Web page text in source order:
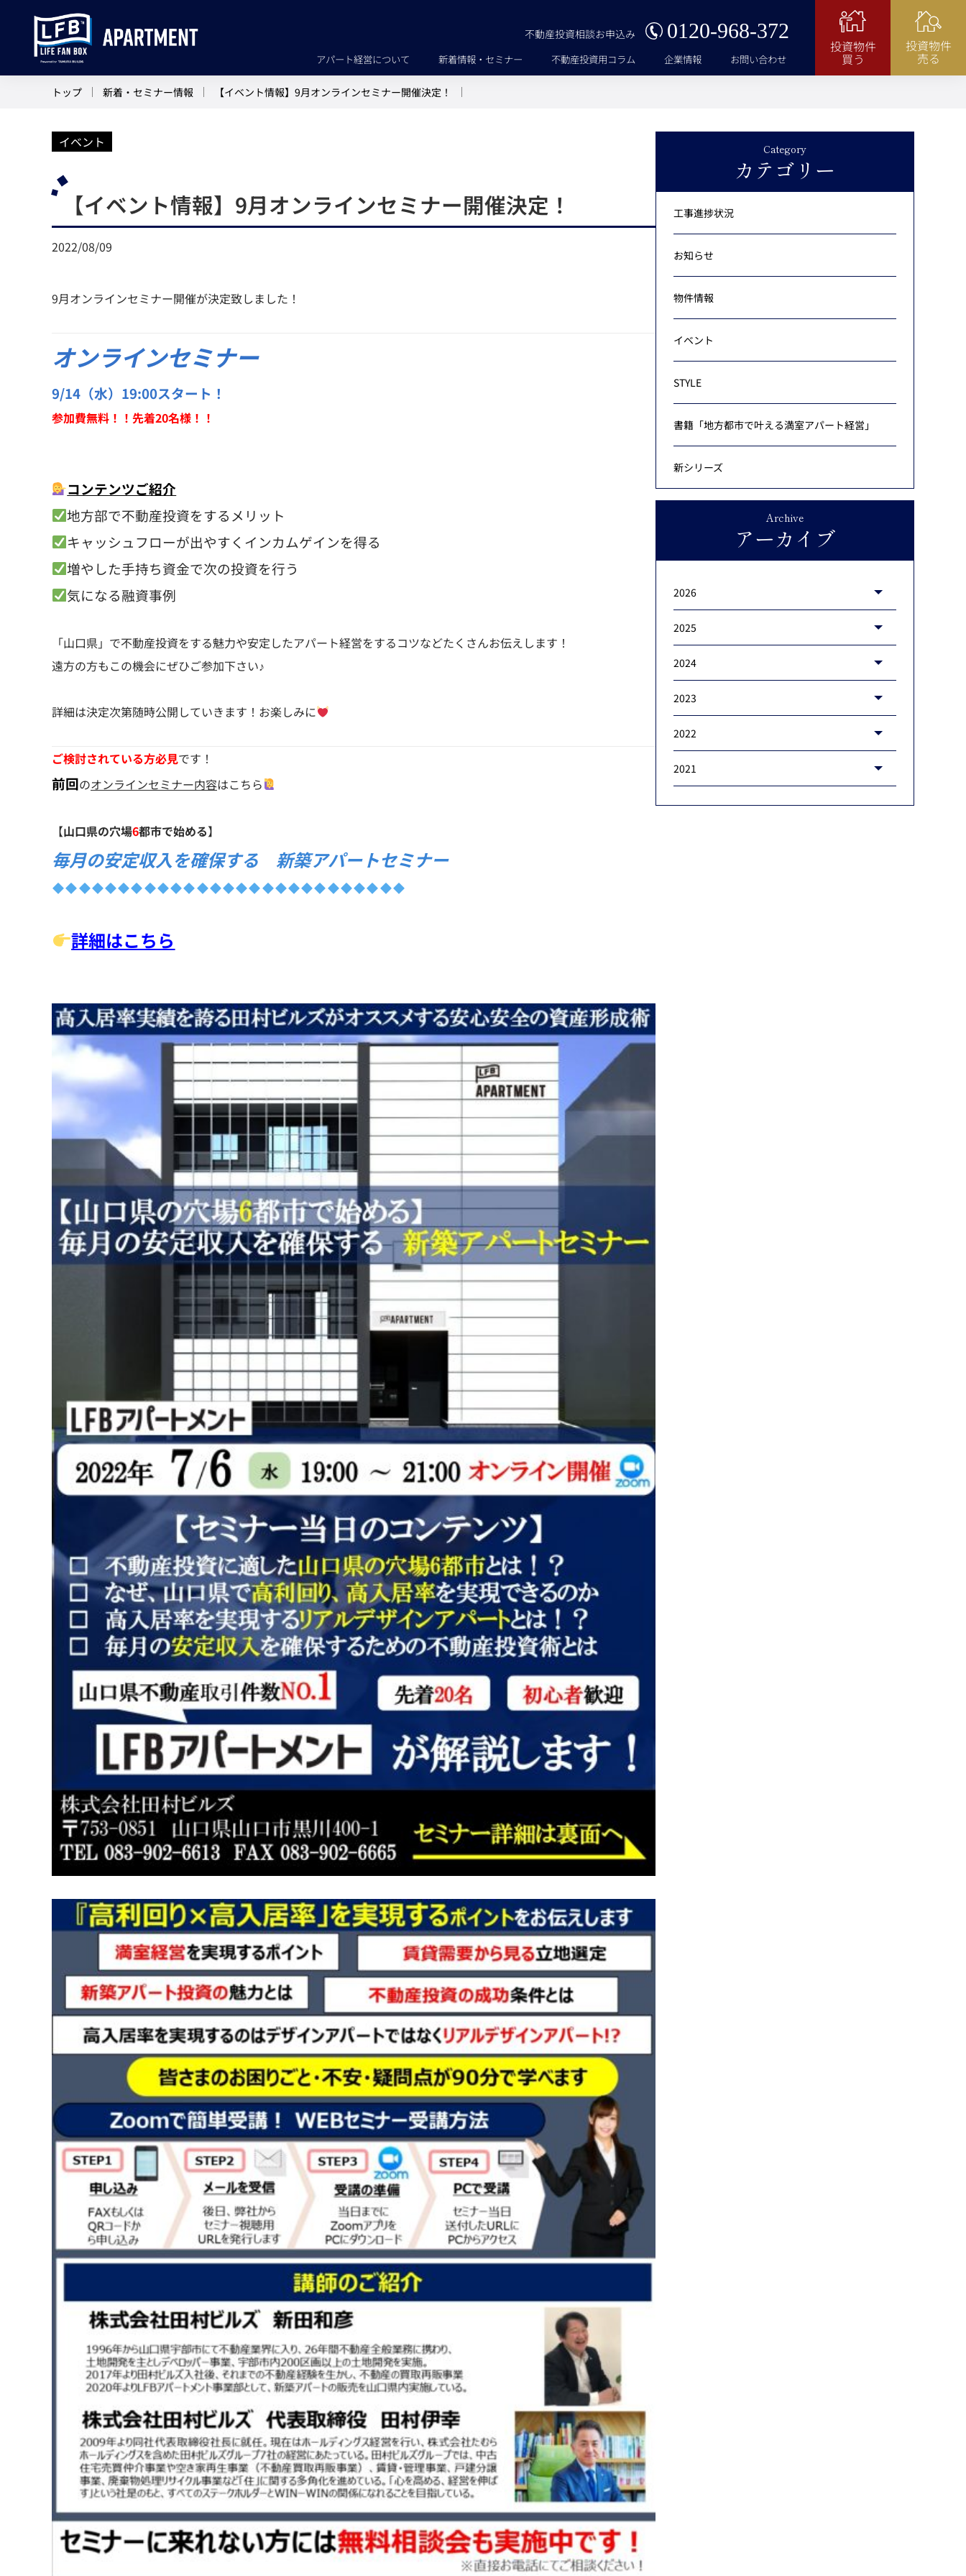
不動産投資相談お申込み 0120-968-372
アパート経営について 新着情報・セミナー 不動産投資用コラム 企業情報 お問い合わせ
投資物件
買う
投資物件
売る
トップ 新着・セミナー情報 【イベント情報】9月オンラインセミナー開催決定！
イベント
【イベント情報】9月オンラインセミナー開催決定！
2022/08/09
9月オンラインセミナー開催が決定致しました！
オンラインセミナー
9/14（水）19:00スタート！
参加費無料！！先着20名様！！
コンテンツご紹介
地方部で不動産投資をするメリット
キャッシュフローが出やすくインカムゲインを得る
増やした手持ち資金で次の投資を行う
気になる融資事例
「山口県」で不動産投資をする魅力や安定したアパート経営をするコツなどたくさんお伝えします！
遠方の方もこの機会にぜひご参加下さい♪
詳細は決定次第随時公開していきます！お楽しみに
ご検討されている方必見です！
前回のオンラインセミナー内容はこちら
【山口県の穴場6都市で始める】
毎月の安定収入を確保する 新築アパートセミナー
詳細はこちら
Category
カテゴリー
工事進捗状況
お知らせ
物件情報
イベント
STYLE
書籍「地方都市で叶える満室アパート経営」
新シリーズ
Archive
アーカイブ
2026
2025
2024
2023
2022
2021